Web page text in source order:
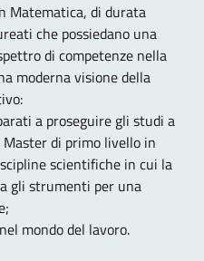
Matematica, di durata
che possiedano una
di competenze nella
moderna visione della
a proseguire gli studi a
di primo livello in
scientifiche in cui la
gli strumenti per una
mondo del lavoro.